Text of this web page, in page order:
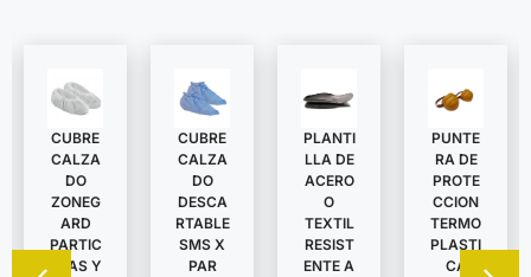
CUBRE
CALZA
DO
ZONEG
ARD
PARTIC
ULAS Y
CUBRE
CALZA
DO
DESCA
RTABLE
SMS X
PAR
PLANTI
LLA DE
ACERO
O
TEXTIL
RESIST
ENTE A
PUNTE
RA DE
PROTE
CCION
TERMO
PLASTI
CA